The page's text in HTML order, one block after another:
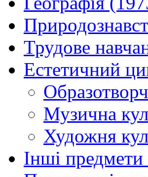
Трудове
Естетичний
Музична
Художня
Інші